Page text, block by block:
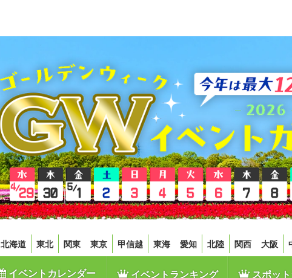
北海道 東北 関東 東京 甲信越 東海 愛知 北陸 関西 大阪
イベントカレンダー イベントランキング スポッ